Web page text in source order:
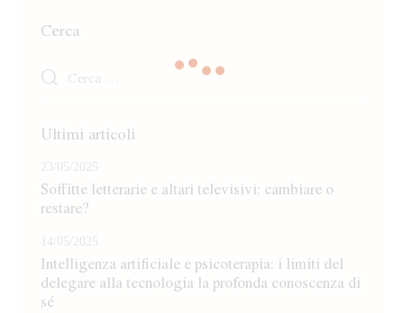
Cerca
Ricerca
Ultimi articoli
23/05/2025
Soffitte letterarie e altari televisivi: cambiare o
restare?
14/05/2025
Intelligenza artificiale e psicoterapia: i limiti del
delegare alla tecnologia la profonda conoscenza di
sé